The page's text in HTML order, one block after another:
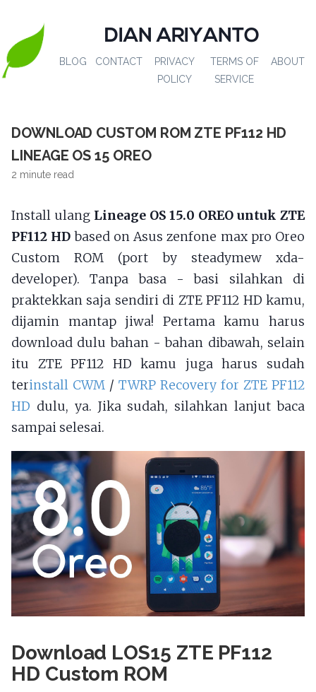
DIAN ARIYANTO
BLOG CONTACT
PRIVACY
POLICY
TERMS OF
SERVICE
ABOUT
DOWNLOAD CUSTOM ROM ZTE PF112 HD
LINEAGE OS 15 OREO
2 minute read
Install ulang Lineage OS 15.0 OREO untuk ZTE
PF112 HD based on Asus zenfone max pro Oreo
Custom ROM (port by steadymew xda-
developer). Tanpa basa - basi silahkan di
praktekkan saja sendiri di ZTE PF112 HD kamu,
dijamin mantap jiwa! Pertama kamu harus
download dulu bahan - bahan dibawah, selain
itu ZTE PF112 HD kamu juga harus sudah
terinstall CWM / TWRP Recovery for ZTE PF112
HD dulu, ya. Jika sudah, silahkan lanjut baca
sampai selesai.
Download LOS15 ZTE PF112
HD Custom ROM